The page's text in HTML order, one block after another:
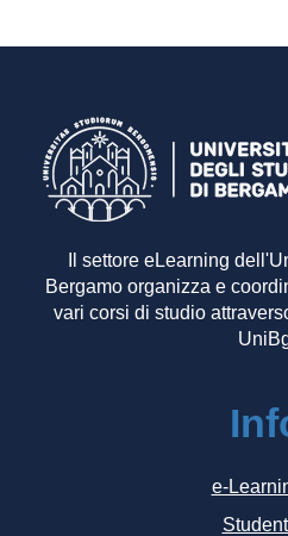
Il settore eLearning
Bergamo organizza e
vari corsi di studio
e-